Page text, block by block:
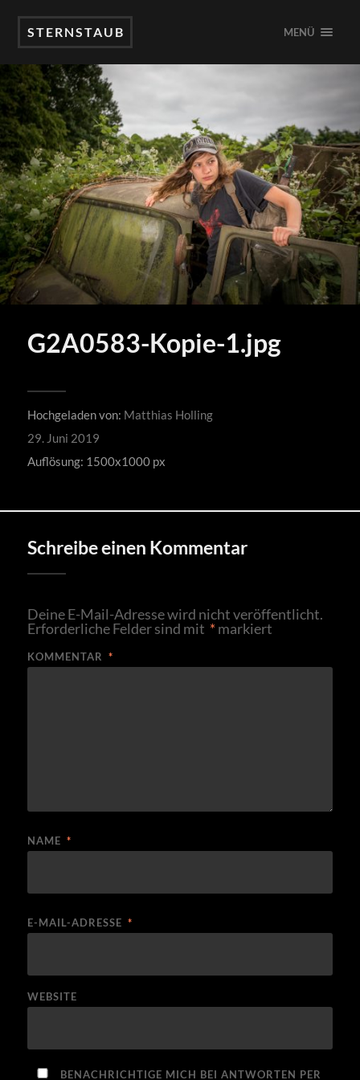
STERNSTAUB MENÜ
G2A0583-Kopie-1.jpg
Hochgeladen von: Matthias Holling
29. Juni 2019
Auflösung: 1500x1000 px
Schreibe einen Kommentar
Deine E-Mail-Adresse wird nicht veröffentlicht.
Erforderliche Felder sind mit *markiert
KOMMENTAR *
NAME *
E-MAIL-ADRESSE *
WEBSITE
BENACHRICHTIGE MICH BEI ANTWORTEN PER